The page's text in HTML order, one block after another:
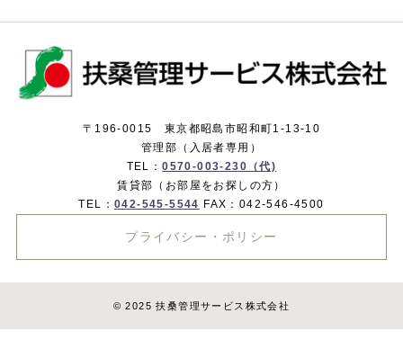
〒196-0015 東京都昭島市昭和町1-13-10
管理部（入居者専用）
TEL：0570-003-230（代)
賃貸部（お部屋をお探しの方）
TEL： 042-545-5544 FAX：042-546-4500
プライバシー・ポリシー
© 2025 扶桑管理サービス株式会社